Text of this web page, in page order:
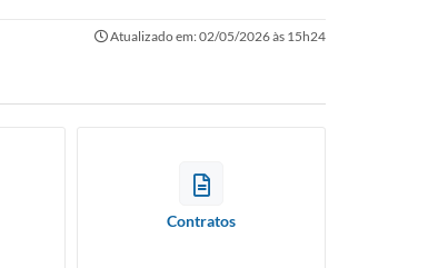
Atualizado em: 02/05/2026 às 15h24
Contratos